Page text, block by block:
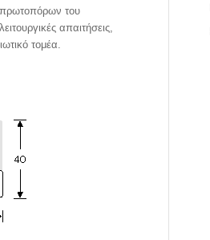
πρωτοπόρων του
απαιτήσεις,
τομέα.